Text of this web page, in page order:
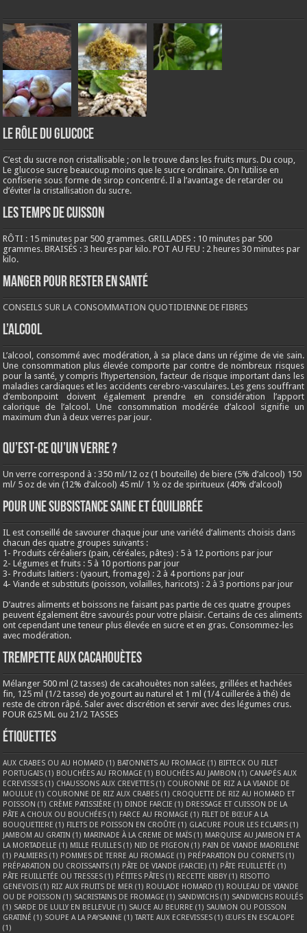
LE RÔLE DU GLUCOCE
C’est du sucre non cristallisable ; on le trouve dans les fruits murs. Du coup,
Le glucose sucre beaucoup moins que le sucre ordinaire. On l’utilise en
confiserie sous forme de sirop concentré. Il a l’avantage de retarder ou
d’éviter la cristallisation du sucre.
LES TEMPS DE CUISSON
RÔTI : 15 minutes par 500 grammes. GRILLADES : 10 minutes par 500
grammes. BRAISÉS : 3 heures par kilo. POT AU FEU : 2 heures 30 minutes par
kilo.
Manger pour rester en santé
CONSEILS SUR LA CONSOMMATION QUOTIDIENNE DE FIBRES
L’ALCOOL
L’alcool, consommé avec modération, à sa place dans un régime de vie sain.
Une consommation plus élevée comporte par contre de nombreux risques
pour la santé, y compris l’hypertension, facteur de risque important dans les
maladies cardiaques et les accidents cerebro-vasculaires. Les gens souffrant
d’embonpoint doivent également prendre en considération l’apport
calorique de l’alcool. Une consommation modérée d’alcool signifie un
maximum d’un à deux verres par jour.
QU’EST-CE QU’UN VERRE ?
Un verre correspond à : 350 ml/12 oz (1 bouteille) de biere (5% d’alcool) 150
ml/ 5 oz de vin (12% d’alcool) 45 ml/ 1 ½ oz de spiritueux (40% d’alcool)
Pour une subsistance saine et équilibrée
IL est conseillé de savourer chaque jour une variété d’aliments choisis dans
chacun des quatre groupes suivants :
1- Produits céréaliers (pain, céréales, pâtes) : 5 à 12 portions par jour
2- Légumes et fruits : 5 à 10 portions par jour
3- Produits laitiers : (yaourt, fromage) : 2 à 4 portions par jour
4- Viande et substituts (poisson, volailles, haricots) : 2 à 3 portions par jour
D’autres aliments et boissons ne faisant pas partie de ces quatre groupes
peuvent également être savourés pour votre plaisir. Certains de ces aliments
ont cependant une teneur plus élevée en sucre et en gras. Consommez-les
avec modération.
Trempette aux cacahouètes
Mélanger 500 ml (2 tasses) de cacahouètes non salées, grillées et hachées
fin, 125 ml (1/2 tasse) de yogourt au naturel et 1 ml (1/4 cuillerée à thé) de
reste de citron râpé. Saler avec discrétion et servir avec des légumes crus.
POUR 625 ML ou 21/2 TASSES
Étiquettes
AUX CRABES OU AU HOMARD (1) BATONNETS AU FROMAGE (1) BIFTECK OU FILET
PORTUGAIS (1) BOUCHÉES AU FROMAGE (1) BOUCHÉES AU JAMBON (1) CANAPÉS AUX
ECREVISSES (1) CHAUSSONS AUX CREVETTES (1) COURONNE DE RIZ A LA VIANDE DE
MOULUE (1) COURONNE DE RIZ AUX CRABES (1) CROQUETTE DE RIZ AU HOMARD ET
POISSON (1) CRÈME PATISSIÈRE (1) DINDE FARCIE (1) DRESSAGE ET CUISSON DE LA
PÂTE A CHOUX OU BOUCHÉES (1) FARCE AU FROMAGE (1) FILET DE BŒUF A LA
BOUQUETIERE (1) FILETS DE POISSON EN CROÛTE (1) GLACURE POUR LES ECLAIRS (1)
JAMBOM AU GRATIN (1) MARINADE À LA CREME DE MAÏS (1) MARQUISE AU JAMBON ET A
LA MORTADELLE (1) MILLE FEUILLES (1) NID DE PIGEON (1) PAIN DE VIANDE MADRILENE
(1) PALMIERS (1) POMMES DE TERRE AU FROMAGE (1) PRÉPARATION DU CORNETS (1)
PRÉPARATION DU CROISSANTS (1) PÂTE DE VIANDE (FARCIE) (1) PÂTE FEUILLETÉE (1)
PÂTE FEUILLETÉE OU TRESSES (1) PÉTITES PÂTES (1) RECETTE KIBBY (1) RISOTTO
GENEVOIS (1) RIZ AUX FRUITS DE MER (1) ROULADE HOMARD (1) ROULEAU DE VIANDE
OU DE POISSON (1) SACRISTAINS DE FROMAGE (1) SANDWICHS (1) SANDWICHS ROULÉS
(1) SARDE DE LULLY EN BELLEVUE (1) SAUCE AU BEURRE (1) SAUMON OU POISSON
GRATINÉ (1) SOUPE A LA PAYSANNE (1) TARTE AUX ECREVISSES (1) ŒUFS EN ESCALOPE
(1)